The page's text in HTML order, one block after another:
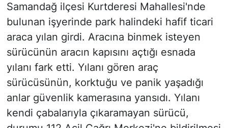
Samandağ ilçesi Kurtderesi Mahallesi'nde
bulunan işyerinde park halindeki hafif ticari
araca yılan girdi. Aracına binmek isteyen
sürücünün aracın kapısını açtığı esnada
yılanı fark etti. Yılanı gören araç
sürücüsünün, korktuğu ve panik yaşadığı
anlar güvenlik kamerasına yansıdı. Yılanı
kendi çabalarıyla çıkaramayan sürücü,